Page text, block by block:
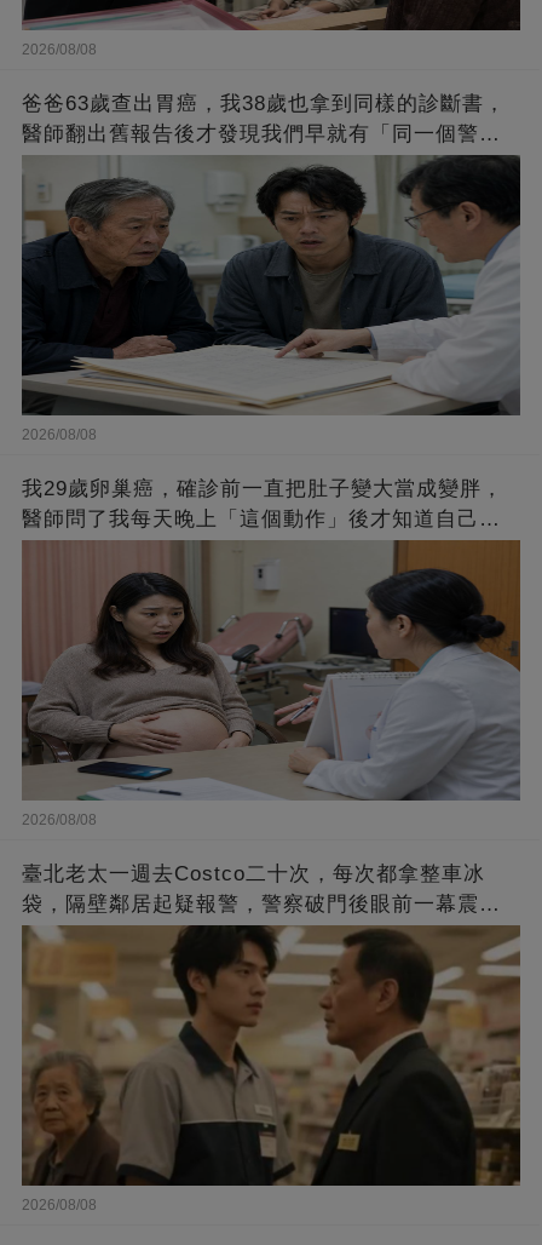
2026/08/08
爸爸63歲查出胃癌，我38歲也拿到同樣的診斷書，
醫師翻出舊報告後才發現我們早就有「同一個警
2026/08/08
我29歲卵巢癌，確診前一直把肚子變大當成變胖，
醫師問了我每天晚上「這個動作」後才知道自己拖
2026/08/08
臺北老太一週去Costco二十次，每次都拿整車冰
袋，隔壁鄰居起疑報警，警察破門後眼前一幕震
驚...
2026/08/08